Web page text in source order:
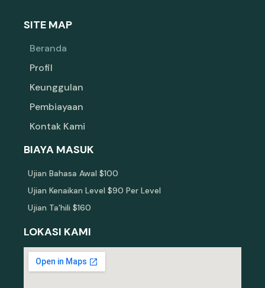
SITE MAP
Beranda
Profil
Keunggulan
Pembiayaan
Kontak Kami
BIAYA MASUK
Ujian Bahasa Awal $100
Ujian Kenaikan Level $90 Per Level
Ujian Ta'hili $160
LOKASI KAMI